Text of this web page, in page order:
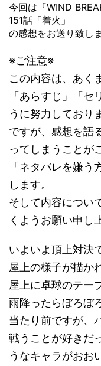
今回は『WIND
151話「着火」
の感想をお送り致しま
※ご注意※
この内容は、あく
「あらすじ」「セ
うに努力しており
ですが、感想を語
ってしまうことが
「ネタバレを嫌
します。
そして内容につい
くようお願い申し
いよいよ頂上対決
屋上の様子が描か
屋上に卓球のテー
雨降ったらぼろぼ
当たり前ですが、
戦うことが好きだ
うなキャラがおお